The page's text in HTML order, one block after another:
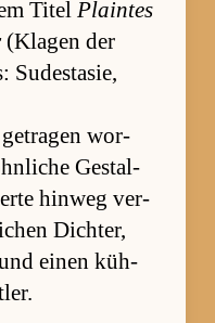
Ti­tel Plain­tes
(Kla­gen der
Su­de­sta­sie,
ge­tra­gen wor­
Ge­stal­
hin­weg ver­
Dich­ter,
einen küh­